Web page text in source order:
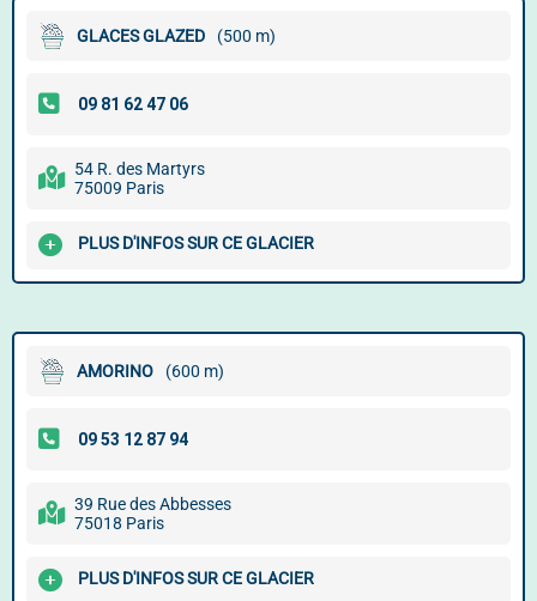
GLACES GLAZED (500 m)
54 R. des Martyrs
75009 Paris
PLUS D'INFOS SUR CE GLACIER
AMORINO (600 m)
39 Rue des Abbesses
75018 Paris
PLUS D'INFOS SUR CE GLACIER